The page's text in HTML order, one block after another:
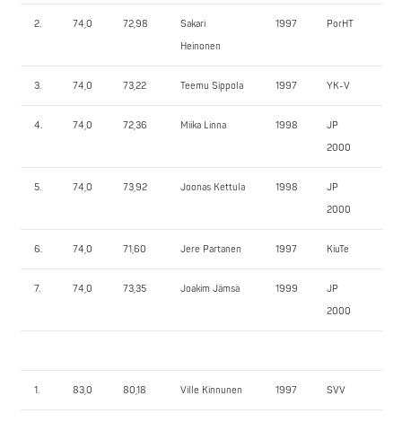
2. 74,0 72,98
Sakari
Heinonen
1997 PorHT
3. 74,0 73,22 Teemu Sippola 1997 YK-V
4. 74,0 72,36 Miika Linna 1998
JP
2000
5. 74,0 73,92 Joonas Kettula 1998
JP
2000
6. 74,0 71,60 Jere Partanen 1997 KiuTe
7. 74,0 73,35 Joakim Jämsä 1999
JP
2000
1. 83,0 80,18 Ville Kinnunen 1997 SVV